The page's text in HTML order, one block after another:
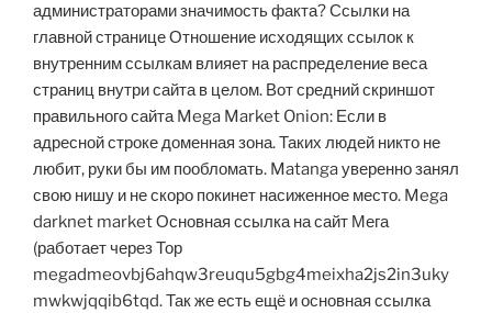
администраторами значимость факта? Ссылки на
главной странице Отношение исходящих ссылок к
внутренним ссылкам влияет на распределение веса
страниц внутри сайта в целом. Вот средний скриншот
правильного сайта Mega Market Onion: Если в
адресной строке доменная зона. Таких людей никто не
любит, руки бы им пообломать. Matanga уверенно занял
свою нишу и не скоро покинет насиженное место. Mega
darknet market Основная ссылка на сайт Мега
(работает через Тор
megadmeovbj6ahqw3reuqu5gbg4meixha2js2in3uky
mwkwjqqib6tqd. Так же есть ещё и основная ссылка